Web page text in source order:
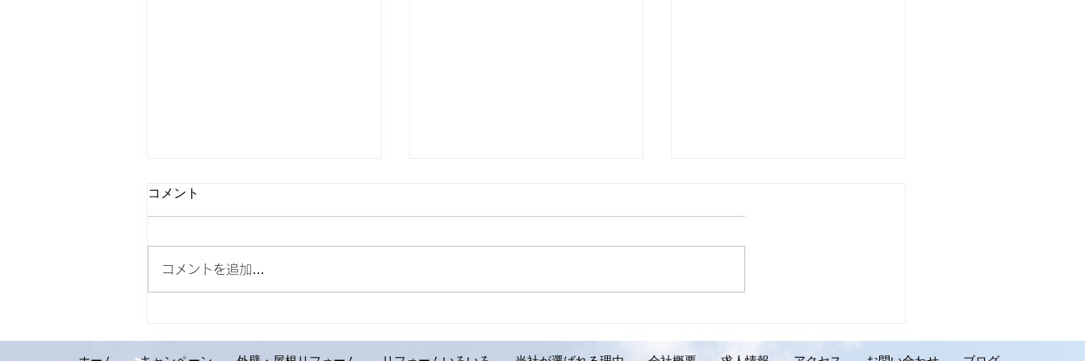
ご紹介です。札幌市手稲区 S
様邸】
ご紹介です。岩見沢市 Y様
邸】
ご紹介です。千歳市 K様邸】
コメント
コメントを追加…